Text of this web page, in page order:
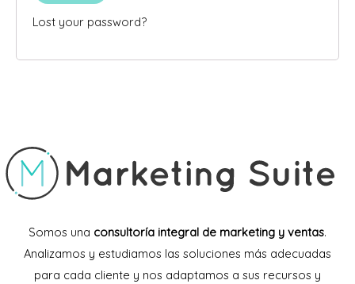
Lost your password?
Somos una consultoría integral de marketing y ventas.
Analizamos y estudiamos las soluciones más adecuadas
para cada cliente y nos adaptamos a sus recursos y